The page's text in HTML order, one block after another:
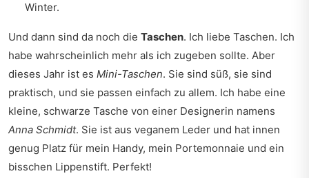
Winter.
Und dann sind da noch die Taschen. Ich liebe Taschen. Ich
habe wahrscheinlich mehr als ich zugeben sollte. Aber
dieses Jahr ist es Mini-Taschen. Sie sind süß, sie sind
praktisch, und sie passen einfach zu allem. Ich habe eine
kleine, schwarze Tasche von einer Designerin namens
Anna Schmidt. Sie ist aus veganem Leder und hat innen
genug Platz für mein Handy, mein Portemonnaie und ein
bisschen Lippenstift. Perfekt!